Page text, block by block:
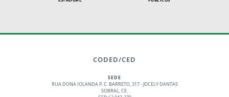
CODED/CED
SEDE
RUA DONA IOLANDA P. C. BARRETO, 317 - JOCELY DANTAS
SOBRAL, CE.